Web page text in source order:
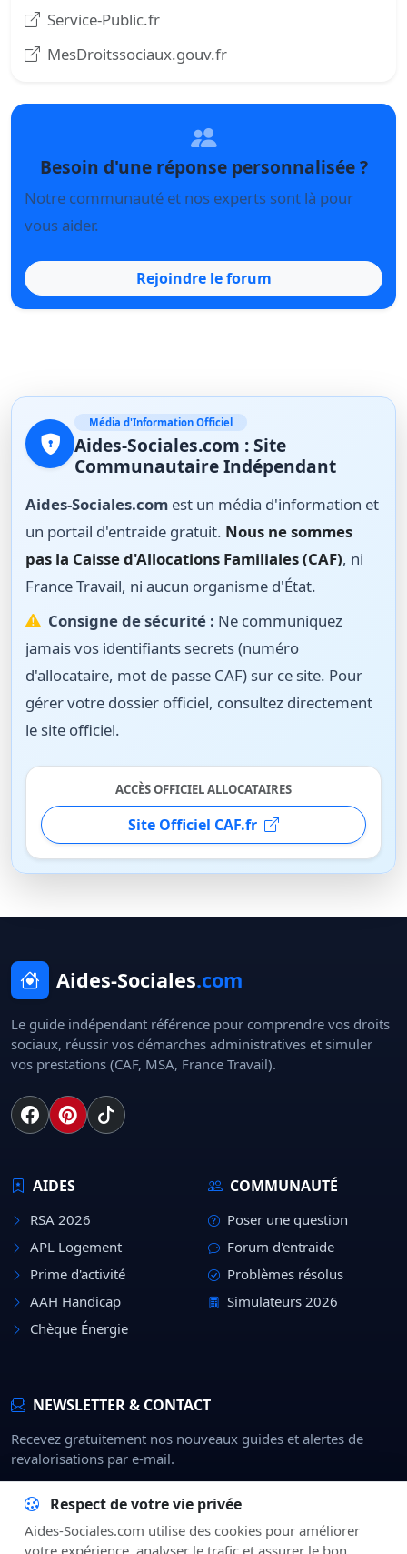
Service-Public.fr
MesDroitssociaux.gouv.fr
Besoin d'une réponse personnalisée ?
Notre communauté et nos experts sont là pour
vous aider.
Rejoindre le forum
Média d'Information Officiel
Aides-Sociales.com : Site
Communautaire Indépendant
Aides-Sociales.com est un média d'information et
un portail d'entraide gratuit. Nous ne sommes
pas la Caisse d'Allocations Familiales (CAF), ni
France Travail, ni aucun organisme d'État.
Consigne de sécurité : Ne communiquez
jamais vos identifiants secrets (numéro
d'allocataire, mot de passe CAF) sur ce site. Pour
gérer votre dossier officiel, consultez directement
le site officiel.
ACCÈS OFFICIEL ALLOCATAIRES
Site Officiel CAF.fr
Aides-Sociales.com
Le guide indépendant référence pour comprendre vos droits
sociaux, réussir vos démarches administratives et simuler
vos prestations (CAF, MSA, France Travail).
AIDES
RSA 2026
APL Logement
Prime d'activité
AAH Handicap
Chèque Énergie
COMMUNAUTÉ
Poser une question
Forum d'entraide
Problèmes résolus
Simulateurs 2026
NEWSLETTER & CONTACT
Recevez gratuitement nos nouveaux guides et alertes de
revalorisations par e-mail.
À Propos CGUConfidentialitéMentions LégalesContact
Respect de votre vie privée
Aides-Sociales.com utilise des cookies pour améliorer
votre expérience, analyser le trafic et assurer le bon